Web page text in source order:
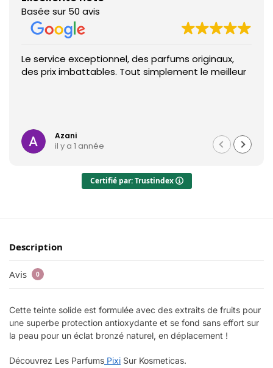
Basée sur 50 avis
Le service exceptionnel, des parfums originaux,
des prix imbattables. Tout simplement le meilleur
Azani
il y a 1 année
Certifié par: Trustindex
Description
Avis 0
Cette teinte solide est formulée avec des extraits de fruits pour
une superbe protection antioxydante et se fond sans effort sur
la peau pour un éclat bronzé naturel, en déplacement !
Découvrez Les Parfums Pixi Sur Kosmeticas.